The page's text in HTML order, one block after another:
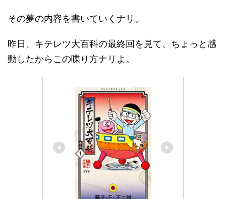
その夢の内容を書いていくナリ。
昨日、キテレツ大百科の最終回を見て、ちょっと感
動したからこの喋り方ナリよ。